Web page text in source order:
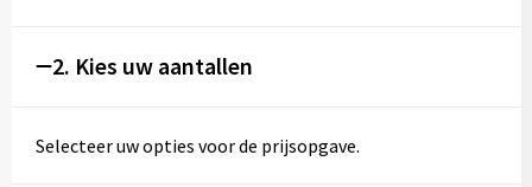
2. Kies uw aantallen
Selecteer uw opties voor de prijsopgave.